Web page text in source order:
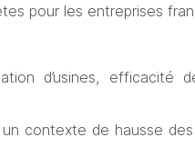
pour les entreprises
d’usines, efficacité
contexte de hausse des